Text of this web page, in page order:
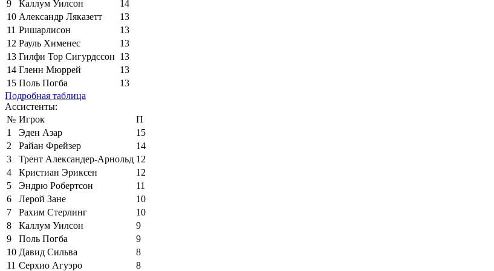
9
Каллум Уилсон
14
10 Александр Ляказетт
13
11 Ришарлисон
13
12 Рауль Хименес
13
13 Гилфи Тор Сигурдссон 13
14 Гленн Мюррей
13
15 Поль Погба
13
Подробная таблица
Ассистенты:
№ Игрок
П
1
Эден Азар
15
2
Райан Фрейзер
14
3
Трент Александер-Арнольд 12
4
Кристиан Эриксен
12
5
Эндрю Робертсон
11
6
Лерой Зане
10
7
Рахим Стерлинг
10
8
Каллум Уилсон
9
9
Поль Погба
9
10 Давид Сильва
8
11 Серхио Агуэро
8